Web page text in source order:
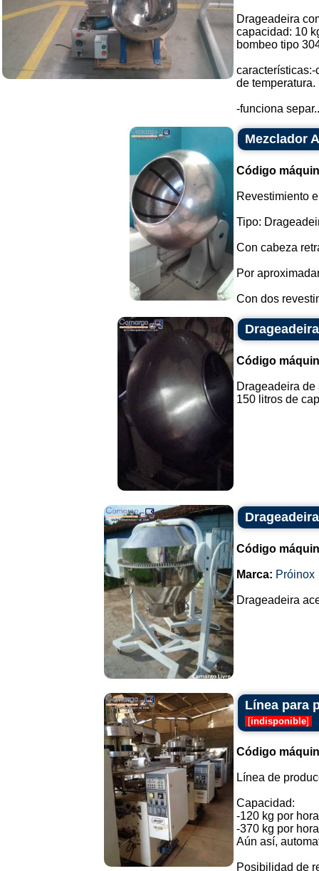
Drageadeira
capacidad: 10
bombeo tipo
de temperatura.
-funciona
Mezclador
Código
Revestimiento
Tipo:
Con cabeza
Por
Con dos
Código
Drageadeira
150 litros de
Código
Marca: Próinox
Drageadeira
Línea para
[indisponible]
Código
Línea de
Capacidad:
-120 kg por
-370 kg por
Aún así,
Posibilidad de